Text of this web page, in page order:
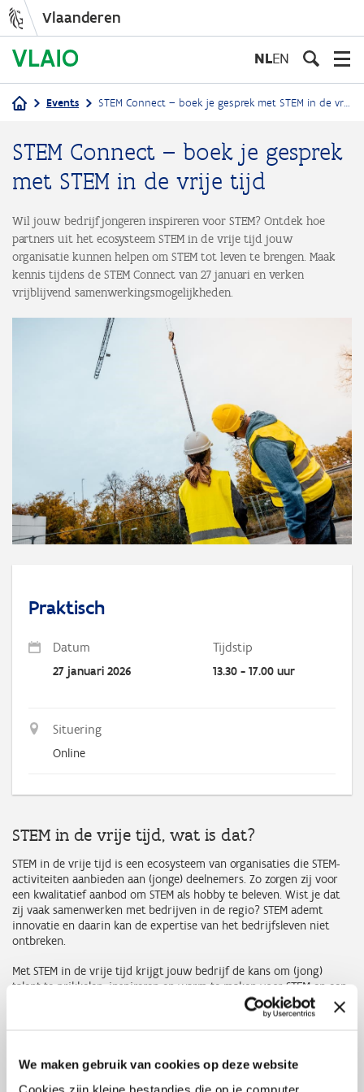
We maken gebruik van cookies op deze website
inhoud
Vlaanderen
NLEN
Events STEM Connect – boek je gesprek met STEM in de vrije tijd
STEM Connect – boek je gesprek
met STEM in de vrije tijd
Wil jouw bedrijf jongeren inspireren voor STEM? Ontdek hoe
partners uit het ecosysteem STEM in de vrije tijd jouw
organisatie kunnen helpen om STEM tot leven te brengen. Maak
kennis tijdens de STEM Connect van 27 januari en verken
vrijblijvend samenwerkingsmogelijkheden.
Praktisch
Datum Tijdstip
27 januari 2026 13.30 - 17.00 uur
Situering
Online
STEM in de vrije tijd, wat is dat?
STEM in de vrije tijd is een ecosysteem van organisaties die STEM-
activiteiten aanbieden aan (jonge) deelnemers. Zo zorgen zij voor
een kwalitatief aanbod om STEM als hobby te beleven. Wist je dat
zij vaak samenwerken met bedrijven in de regio? STEM ademt
innovatie en daarin kan de expertise van het bedrijfsleven niet
ontbreken.
Met STEM in de vrije tijd krijgt jouw bedrijf de kans om (jong)
talent te prikkelen, inspireren en warm te maken voor STEM en een
mogelijke toekomst in jouw bedrijf. Ongeacht de sector waarin je
actief bent, biedt dit voor jouw bedrijf duidelijke meerwaarde: